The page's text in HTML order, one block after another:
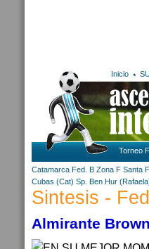
Inicio
Torneo
Catamarca Fed. B Zona F Santa
Cubas (Cat) Sp. Ben Hur
Sintesis -
Almirante